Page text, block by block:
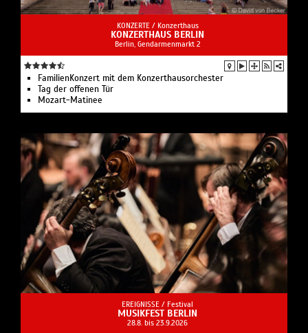
KONZERTE / Konzerthaus
KONZERTHAUS BERLIN
Berlin, Gendarmenmarkt 2
FamilienKonzert mit dem Konzerthausorchester
Tag der offenen Tür
Mozart-Matinee
EREIGNISSE / Festival
MUSIKFEST BERLIN
28.8. bis 23.9.2026